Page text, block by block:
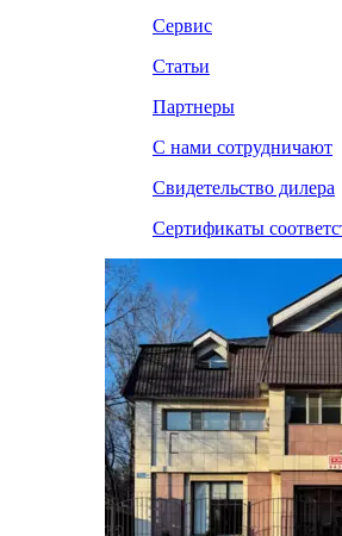
Сервис
Статьи
Партнеры
С нами сотрудничают
Свидетельство дилера
Сертификаты